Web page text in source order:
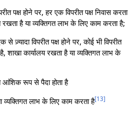
पक्ष होने पर, हर एक विपरीत पक्ष निवास करता
रखता है या व्यक्तिगत लाभ के लिए काम करता है;
विपरीत पक्ष होने पर, कोई भी विपरीत
शाखा कार्यालय रखता है या व्यक्तिगत लाभ के
आंशिक रूप से पैदा होता है
व्यक्तिगत लाभ के लिए काम करता है[13]